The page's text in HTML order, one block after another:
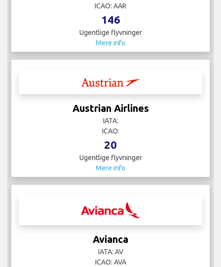
ICAO: AAR
146
Ugentlige flyvninger
Mere info
Austrian Airlines
IATA:
ICAO:
20
Ugentlige flyvninger
Mere info
Avianca
IATA: AV
ICAO: AVA